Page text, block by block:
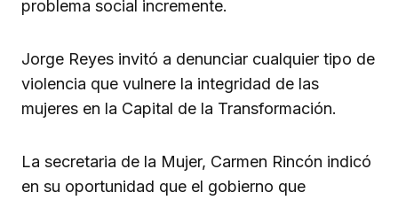
problema social incremente.
Jorge Reyes invitó a denunciar cualquier tipo de
violencia que vulnere la integridad de las
mujeres en la Capital de la Transformación.
La secretaria de la Mujer, Carmen Rincón indicó
en su oportunidad que el gobierno que